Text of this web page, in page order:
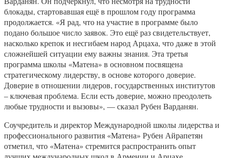
блокады, стартовавшая ещё в прошлом году программа
продолжается. «Я рад, что на участие в программе было
подано большое число заявок. Это ещё раз свидетельствует,
насколько крепок и несгибаем народ Арцаха, что даже в этой
сложнейшей ситуации ему важны знания. Эта третья
программа школы «Матена» в основном посвящена
стратегическому лидерству, в основе которого доверие.
Доверие в отношении лидеров, государственных институтов
– ключевая проблема. Если есть доверие, можно преодолеть
любые трудности и вызовы», — сказал Рубен Варданян.
Соучредитель и директор Международной школы лидерства и
профессионального развития «Матена» Рубен Айрапетян
отметил, что «Матена» стремится распространить опыт